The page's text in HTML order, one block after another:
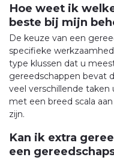
Hoe weet ik
beste bij mijn
De keuze van een
specifieke
type klussen dat u
gereedschappen bevat
veel verschillende
met een breed scala
zijn.
Kan ik extra
een